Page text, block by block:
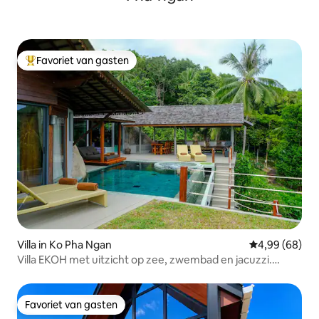
Topfavoriet van gasten
Favoriet van gasten
Villa in Ko Pha Ngan Gemiddelde
4,99 (68)
Villa EKOH met uitzicht op zee, zwembad en jacuzzi.
Favoriet van gasten
Favoriet van gasten